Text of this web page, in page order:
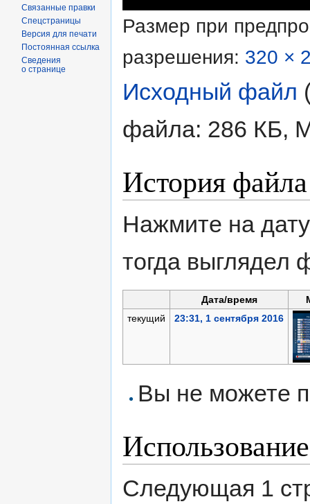
Размер при
разрешения: 320 ×
Исходный файл
файла: 286 КБ,
История файла
Нажмите на
тогда выглядел
Дата/время
текущий
23:31, 1 сентября 2016
Вы не можете
Следующая 1
Связанные правки
Спецстраницы
Версия для печати
Постоянная ссылка
Сведения
о странице